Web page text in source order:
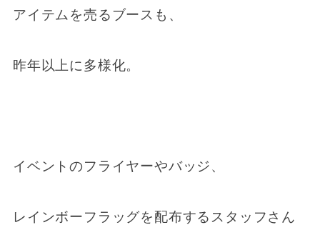
アイテムを売るブースも、
昨年以上に多様化。
イベントのフライヤーやバッジ、
レインボーフラッグを配布するスタッフさん